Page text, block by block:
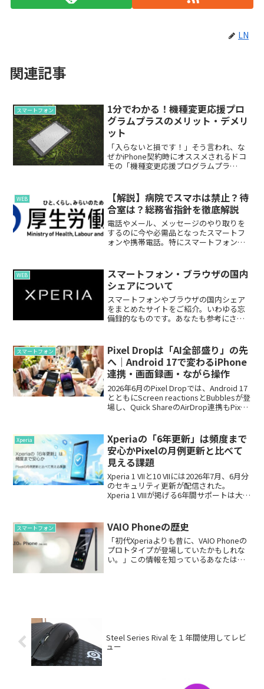
LN
関連記事
スマートフォン
1分でわかる！機種変更応援プロ
グラムプラスのメリット・デメリ
ット
「入らないと損です！」そう言われ、な
ぜかiPhone契約時にオススメされるドコ
モの「機種変更応援プログラムプラ
りやすく紹介します。※「機種変更応援
プログラムプラス」と「...
WEB
【解説】病院でスマホは禁止？待
合室は？総務省指針を徹底解説
電話やメール、メッセージのやり取りを
するのに今や必需品となったスマートフ
ォンや携帯電話。特にスマートフォンは
なっている。そんなスマートフォンは、
病院に行くときにも当然...
WEB
スマートフォン・ブラウザの国内
シェアについて
スマートフォンやブラウザの国内シェア
をまとめたサイトをご紹介。いわゆる忘
備録的なものです。あなたも参考にされ
です。ちなみに管理人はFirefox愛好家。
スマートフ...
スマートフォン
Pixel Dropは「AI全部盛り」の先
へ｜Android 17で変わるiPhone
連携・画面録画・ながら操作
2026年6月のPixel Dropでは、Android 17
とともにScreen reactionsとBubblesが登
場し、Quick ShareのAirDrop連携もPixel
Xperia
Xperiaの「6年更新」は頻度まで
安心か――Pixelの月例更新と比べて
見える課題
Xperia 1 VIIと10 VIIには2026年7月、6月分
のセキュリティ更新が配信された。
Xperia 1 VIIIが掲げる6年間サポートは大き
用者にとって本当に重要な点を考える。
スマートフォン VAIO Phoneの歴史
「初代Xperiaよりも昔に、VAIO Phoneの
プロトタイプが登場していたかもしれな
い。」この情報を知っているあなたは、
Steel Series Rival を１年間使用してレビ
ュー